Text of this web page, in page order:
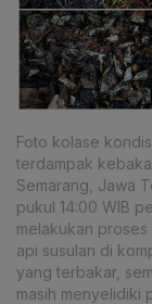
Foto kolase
terdampak
Semarang, Jawa
pukul 14:00 WIB
melakukan
api susulan di
yang terbakar,
masih menyelidiki